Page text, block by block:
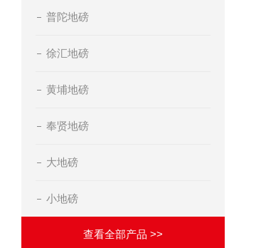
普陀地磅
徐汇地磅
黄埔地磅
奉贤地磅
大地磅
小地磅
查看全部产品 >>